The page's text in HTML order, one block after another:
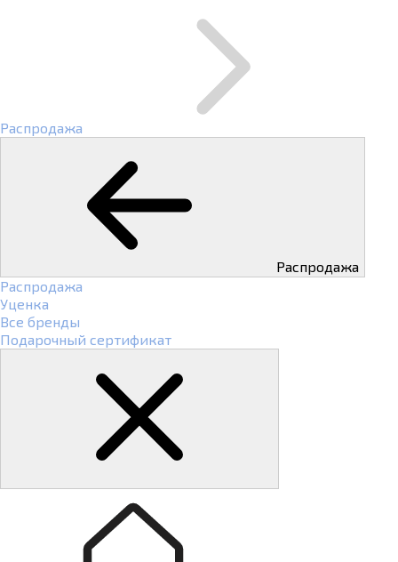
Распродажа
Распродажа
Распродажа
Уценка
Все бренды
Подарочный сертификат